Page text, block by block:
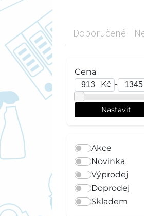
Doporučené
Cena
Kč -
Akce
Novinka
Výprodej
Doprodej
Skladem